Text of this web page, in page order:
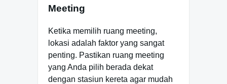
Meeting
Ketika memilih ruang meeting,
lokasi adalah faktor yang sangat
penting. Pastikan ruang meeting
yang Anda pilih berada dekat
dengan stasiun kereta agar mudah